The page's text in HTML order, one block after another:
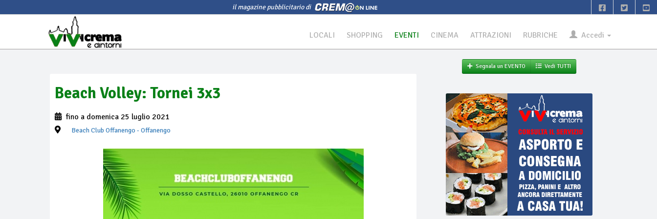
il magazine pubblicitario di
LOCALI SHOPPING EVENTI CINEMA ATTRAZIONI RUBRICHE Accedi
Beach Volley: Tornei 3x3
fino a domenica 25 luglio 2021
Beach Club Offanengo - Offanengo
Segnala un EVENTO Vedi TUTTI